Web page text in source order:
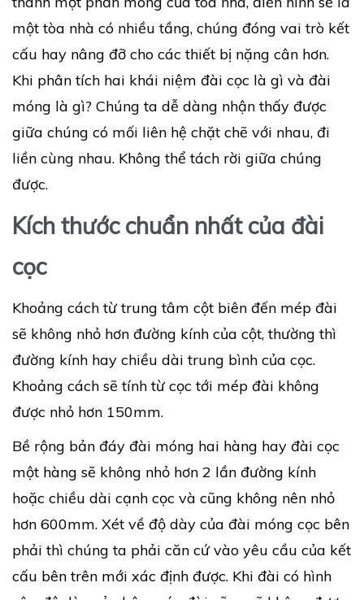
một tòa nhà có nhiều tầng, chúng đóng vai trò kết
cấu hay nâng đỡ cho các thiết bị nặng cân hơn.
Khi phân tích hai khái niệm đài cọc là gì và đài
móng là gì? Chúng ta dễ dàng nhận thấy được
giữa chúng có mối liên hệ chặt chẽ với nhau, đi
liền cùng nhau. Không thể tách rời giữa chúng
được.
Kích thước chuẩn nhất của đài
cọc
Khoảng cách từ trung tâm cột biên đến mép đài
sẽ không nhỏ hơn đường kính của cột, thường thì
đường kính hay chiều dài trung bình của cọc.
Khoảng cách sẽ tính từ cọc tới mép đài không
được nhỏ hơn 150mm.
Bề rộng bản đáy đài móng hai hàng hay đài cọc
một hàng sẽ không nhỏ hơn 2 lần đường kính
hoặc chiều dài cạnh cọc và cũng không nên nhỏ
hơn 600mm. Xét về độ dày của đài móng cọc bên
phải thì chúng ta phải căn cứ vào yêu cầu của kết
cấu bên trên mới xác định được. Khi đài có hình